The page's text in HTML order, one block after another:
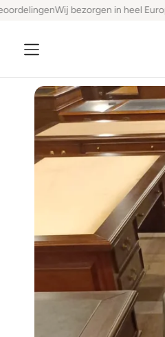
Wij bezorgen in heel Europa